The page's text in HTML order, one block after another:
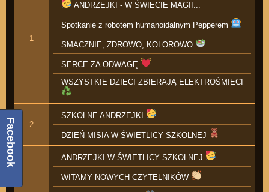
1
ANDRZEJKI - W ŚWIECIE MAGII...
Spotkanie z robotem humanoidalnym Pepperem
SMACZNIE, ZDROWO, KOLOROWO
SERCE ZA ODWAGĘ
WSZYSTKIE DZIECI ZBIERAJĄ ELEKTROŚMIECI
2
SZKOLNE ANDRZEJKI
DZIEŃ MISIA W ŚWIETLICY SZKOLNEJ
ANDRZEJKI W ŚWIETLICY SZKOLNEJ
WITAMY NOWYCH CZYTELNIKÓW
Facebook